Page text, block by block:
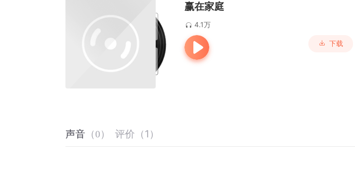
赢在家庭
4.1万
下载
声音 （0） 评价 （1 ）